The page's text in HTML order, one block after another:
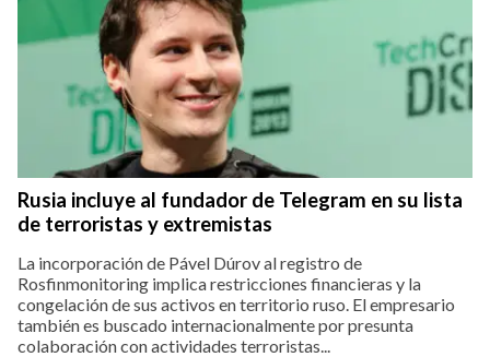
Rusia incluye al fundador de Telegram en su lista
de terroristas y extremistas
La incorporación de Pável Dúrov al registro de
Rosfinmonitoring implica restricciones financieras y la
congelación de sus activos en territorio ruso. El empresario
también es buscado internacionalmente por presunta
colaboración con actividades terroristas...